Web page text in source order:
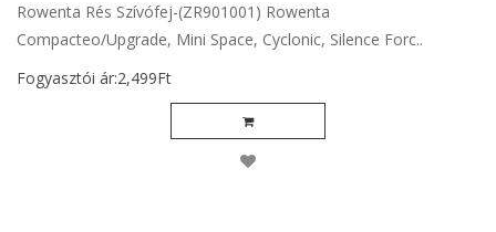
Rowenta Rés Szívófej-(ZR901001) Rowenta
Compacteo/Upgrade, Mini Space, Cyclonic, Silence Forc..
Fogyasztói ár:2,499Ft